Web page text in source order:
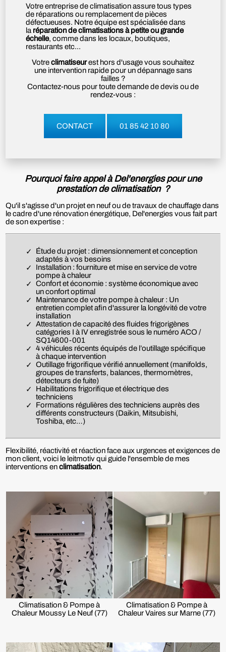
Votre entreprise de climatisation assure tous types
de réparations ou remplacement de pièces
défectueuses. Notre équipe est spécialisée dans
la réparation de climatisations à petite ou grande
échelle, comme dans les locaux, boutiques,
restaurants etc...
Votreclimatiseurest hors d'usage vous souhaitez
une intervention rapide pour un dépannage sans
failles ?
Contactez-nous pour toute demande de devis ou de
rendez-vous :
CONTACT 01 85 42 10 80
Pourquoi faire appel à Del'energies pour une
prestation de climatisation ?
Qu'il s'agisse d'un projet en neuf ou de travaux de chauffage dans
le cadre d'une rénovation énergétique, Del'energies vous fait part
de son expertise :
Étude du projet : dimensionnement et conception
adaptés à vos besoins
Installation : fourniture et mise en service de votre
pompe à chaleur
Confort et économie : système économique avec
un confort optimal
Maintenance de votre pompe à chaleur : Un
entretien complet afin d'assurer la longévité de votre
installation
Attestation de capacité des fluides frigorigènes
catégories I à IV enregistrée sous le numéro ACO /
SQ14600-001
4 véhicules récents équipés de l’outillage spécifique
à chaque intervention
Outillage frigorifique vérifié annuellement (manifolds,
groupes de transferts, balances, thermomètres,
détecteurs de fuite)
Habilitations frigorifique et électrique des
techniciens
Formations régulières des techniciens auprès des
différents constructeurs (Daikin, Mitsubishi,
Toshiba, etc…)
Flexibilité, réactivité et réaction face aux urgences et exigences de
mon client, voici le leitmotiv qui guide l'ensemble de mes
interventions enclimatisation.
Climatisation & Pompe à
Chaleur Moussy Le Neuf (77)
Climatisation & Pompe à
Chaleur Vaires sur Marne (77)